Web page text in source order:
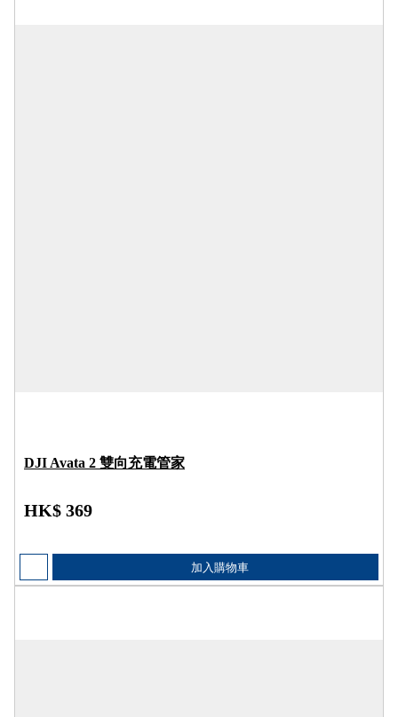
DJI Avata 2 雙向充電管家
HK$ 369
加入購物車